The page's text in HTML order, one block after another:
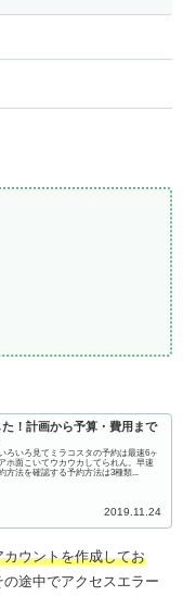
！計画から予算・費用まで
ろいろ見てミラコスタの予約は最速6ヶ
ホ面こいてウカウカしてられん。早速
方法を確認する予約方法は3種類...
2019.11.24
ウントを作成してお
途中でアクセスエラー